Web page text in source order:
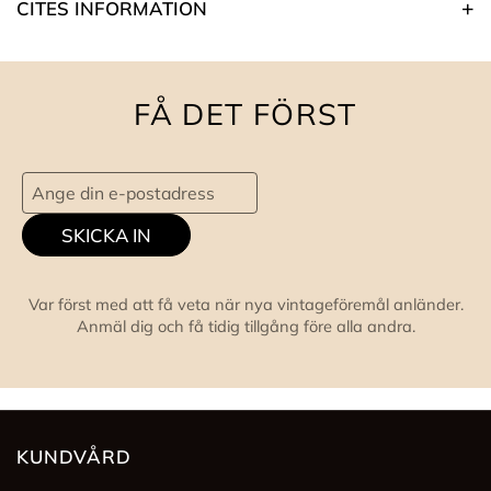
CITES INFORMATION
FÅ DET FÖRST
SKICKA IN
Var först med att få veta när nya vintageföremål anländer.
Anmäl dig och få tidig tillgång före alla andra.
KUNDVÅRD